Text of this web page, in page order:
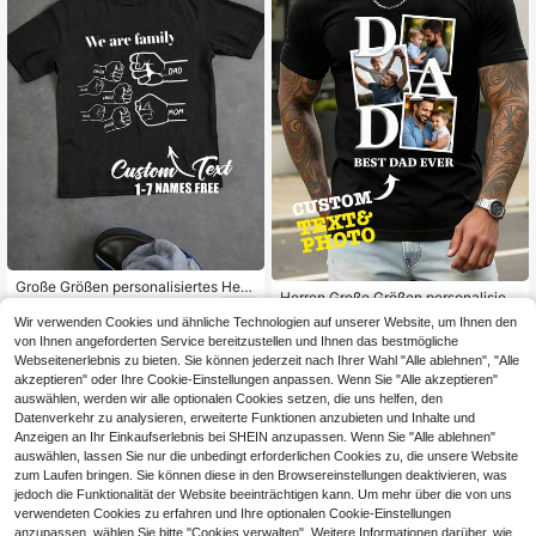
Große Größen personalisiertes Herr
en Vatertags T-Shirt - Füge deinen
Text, Namen hinzu, Geschenk für E
hemann oder Freund. Sport
13
Herren Große Größen personalisiert
es lockeres T-Shirt Vaterhemd, kan
n Foto und Textdesign des Vaters hi
nzufügen Vatertagsgeschenk, Vater
tags Sport
13,83€
Wir verwenden Cookies und ähnliche Technologien auf unserer Website, um Ihnen den
von Ihnen angeforderten Service bereitzustellen und Ihnen das bestmögliche
Webseitenerlebnis zu bieten. Sie können jederzeit nach Ihrer Wahl "Alle ablehnen", "Alle
akzeptieren" oder Ihre Cookie-Einstellungen anpassen. Wenn Sie "Alle akzeptieren"
auswählen, werden wir alle optionalen Cookies setzen, die uns helfen, den
Datenverkehr zu analysieren, erweiterte Funktionen anzubieten und Inhalte und
Anzeigen an Ihr Einkaufserlebnis bei SHEIN anzupassen. Wenn Sie "Alle ablehnen"
auswählen, lassen Sie nur die unbedingt erforderlichen Cookies zu, die unsere Website
zum Laufen bringen. Sie können diese in den Browsereinstellungen deaktivieren, was
jedoch die Funktionalität der Website beeinträchtigen kann. Um mehr über die von uns
verwendeten Cookies zu erfahren und Ihre optionalen Cookie-Einstellungen
anzupassen, wählen Sie bitte "Cookies verwalten". Weitere Informationen darüber, wie